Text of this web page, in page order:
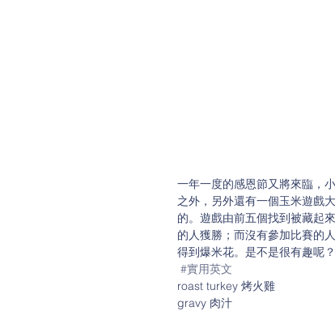
一年一度的感恩節又將來臨，
之外，另外還有一個玉米遊戲
的。遊戲由前五個找到被藏起
的人獲勝；而沒有參加比賽的
得到爆米花。是不是很有趣呢
#實用英文
roast turkey 烤火雞
gravy 肉汁